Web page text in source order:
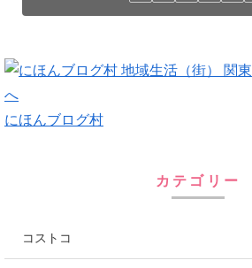
ちーず
まったりと暮らしたい。
コーヒーが好きなアラサーの２児ママ。